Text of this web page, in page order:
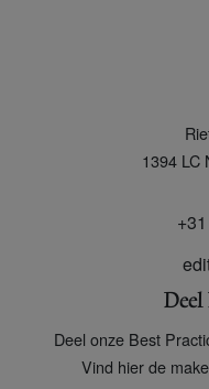
1394 LC
Deel
Deel onze Best
Vind hier de